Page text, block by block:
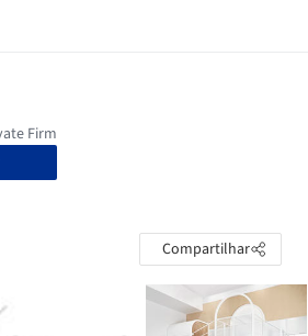
Compartilhar